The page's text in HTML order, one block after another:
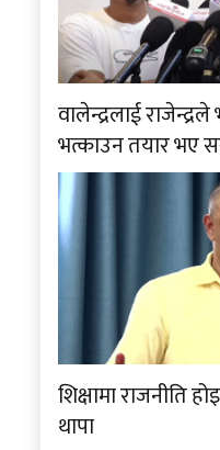
वालेन्द्रलाई
भत्काउन तयार भए
शिक्षामा राजनीति
थापा